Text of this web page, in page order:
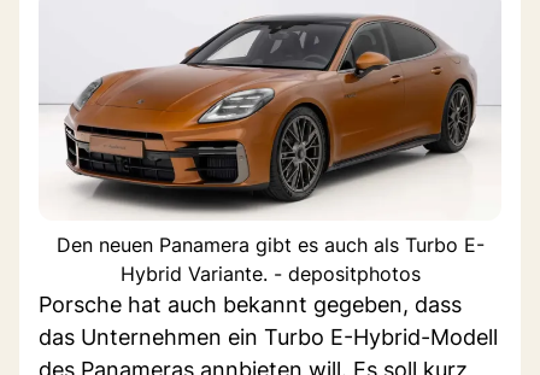
Den neuen Panamera gibt es auch als Turbo E-
Hybrid Variante. - depositphotos
Porsche hat auch bekannt gegeben, dass
das Unternehmen ein Turbo E-Hybrid-Modell
des Panameras annbieten will. Es soll kurz